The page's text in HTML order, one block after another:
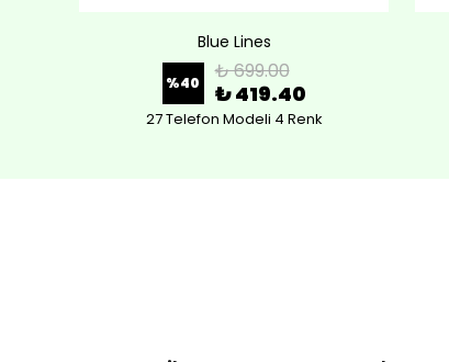
Blue Lines
%40 ₺ 699.00
₺ 419.40
27 Telefon Modeli 4 Renk